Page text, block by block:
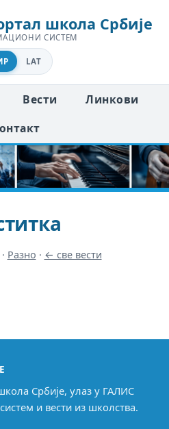
школа Србије
СИСТЕМ
LAT
Вести
Линкови
· Разно · ← све вести
Србије, улаз у ГАЛИС
и вести из школства.